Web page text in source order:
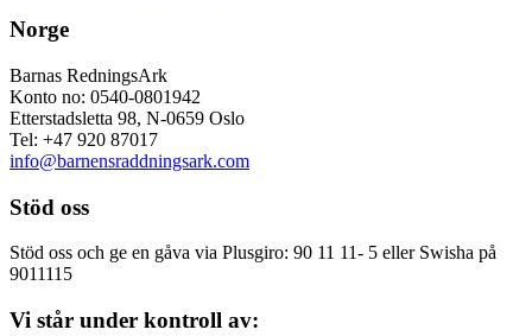
Norge
Barnas RedningsArk
Konto no: 0540-0801942
Etterstadsletta 98, N-0659 Oslo
Tel: +47 920 87017
info@barnensraddningsark.com
Stöd oss
Stöd oss och ge en gåva via Plusgiro: 90 11 11- 5 eller Swisha på
9011115
Vi står under kontroll av: